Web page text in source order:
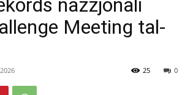
nazzjonali
Meeting tal-
0
25